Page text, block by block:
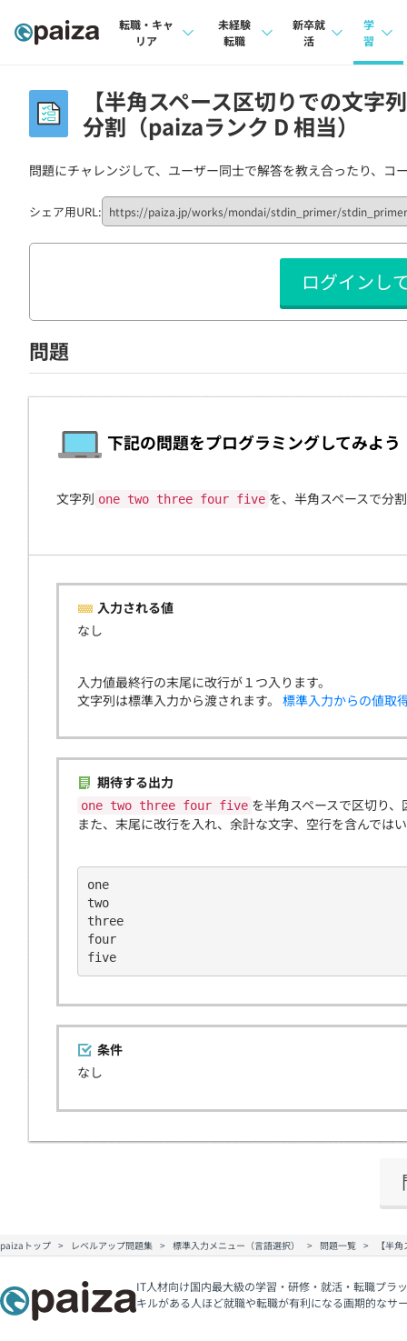
転職・キャ
リア
求人検索
インタビュー
転職成功ガイド
転職エージェント
未経験
転職
求人検索
インタビュー
転職成功ガイド
新卒就
活
本選考
イベント・セミナー
インタビュー
就活成功ガイド
学
習
講座
4択
ナレ
リフ
プラン
個人
学校
契約
【半角スペース区切りでの文字
分割（paizaランク D 相当）
問題にチャレンジして、ユーザー同士で解答を教え合ったり、コ
シェア用URL:
ログインし
問題
下記の問題をプログラミングしてみよう
文字列 one two three four five を、半角スペースで分
入力される値
なし
入力値最終行の末尾に改行が１つ入ります。
文字列は標準入力から渡されます。 標準入力からの値取
期待する出力
one two three four five を半角スペースで区切り
また、末尾に改行を入れ、余計な文字、空行を含んでは
one
two
three
four
five
条件
なし
paizaトップ レベルアップ問題集 標準入力メニュー（言語選択） 問題一覧 【半
IT人材向け国内最大級の学習・研修・就活・転職プラ
キルがある人ほど就職や転職が有利になる画期的なサ